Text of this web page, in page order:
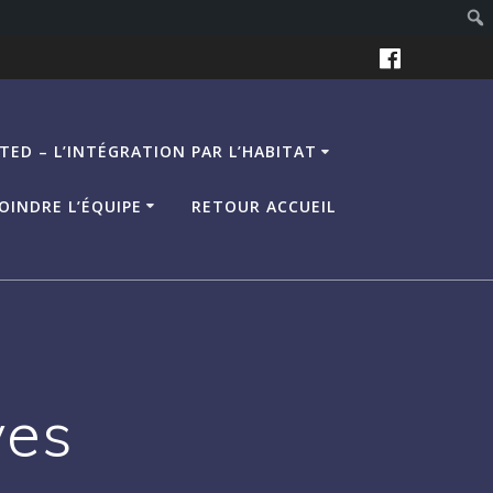
– L’INTÉGRATION PAR L’HABITAT
L’ÉQUIPE RETOUR ACCUEIL